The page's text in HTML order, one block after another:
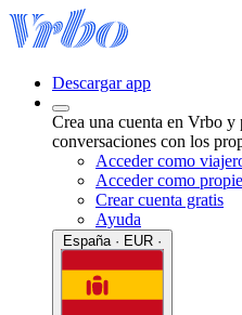
Descargar app
Crea una cuenta en Vrbo y
conversaciones con los
Acceder como
Acceder como
Crear cuenta gratis
Ayuda